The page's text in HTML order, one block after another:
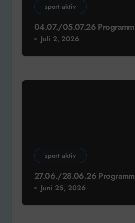
sport aktiv
04.07./05.07.26 Programm
Juli 2, 2026
sport aktiv
27.06./28.06.26 Programm
Juni 25, 2026